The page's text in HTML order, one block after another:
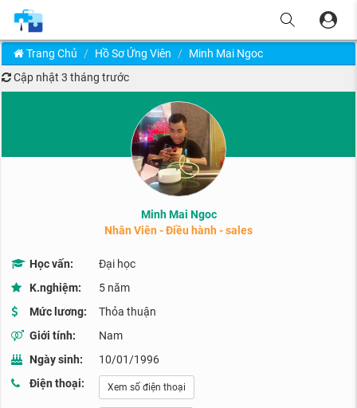
Trang Chủ Hồ Sơ Ứng Viên
Minh Mai Ngoc
Cập nhật 3 tháng trước
Minh Mai Ngoc
Nhân Viên - Điều hành - sales
Học vấn:
Đại học
K.nghiệm:
5 năm
Mức lương:
Thỏa thuận
Giới tính:
Nam
Ngày sinh:
10/01/1996
Điện thoại:
Xem số điện thoại